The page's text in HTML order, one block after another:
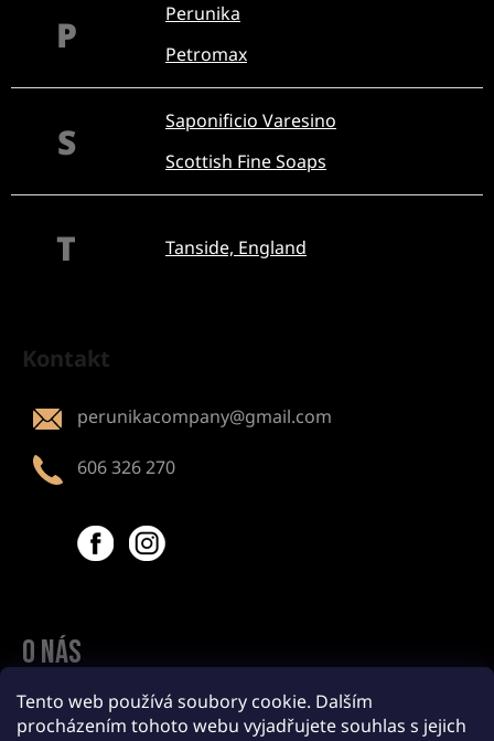
Tento web používá soubory cookie. Dalším
procházením tohoto webu vyjadřujete souhlas s jejich
P
Perunika
Petromax
S
Saponificio Varesino
Scottish Fine Soaps
T Tanside, England
Kontakt
perunikacompany@gmail.com
606 326 270
FacebookInstagram
O nás
O Perunice
Zakázková výroba a Velkoobchod